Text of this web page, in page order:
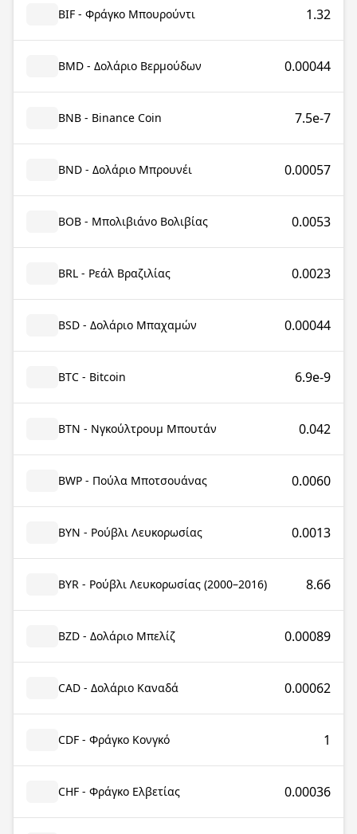
BIF - Φράγκο Μπουρούντι 1.32
BMD - Δολάριο Βερμούδων 0.00044
BNB - Binance Coin 7.5e-7
BND - Δολάριο Μπρουνέι 0.00057
BOB - Μπολιβιάνο Βολιβίας 0.0053
BRL - Ρεάλ Βραζιλίας 0.0023
BSD - Δολάριο Μπαχαμών 0.00044
BTC - Bitcoin 6.9e-9
BTN - Νγκούλτρουμ Μπουτάν 0.042
BWP - Πούλα Μποτσουάνας 0.0060
BYN - Ρούβλι Λευκορωσίας 0.0013
BYR - Ρούβλι Λευκορωσίας (2000–2016) 8.66
BZD - Δολάριο Μπελίζ 0.00089
CAD - Δολάριο Καναδά 0.00062
CDF - Φράγκο Κονγκό 1
CHF - Φράγκο Ελβετίας 0.00036